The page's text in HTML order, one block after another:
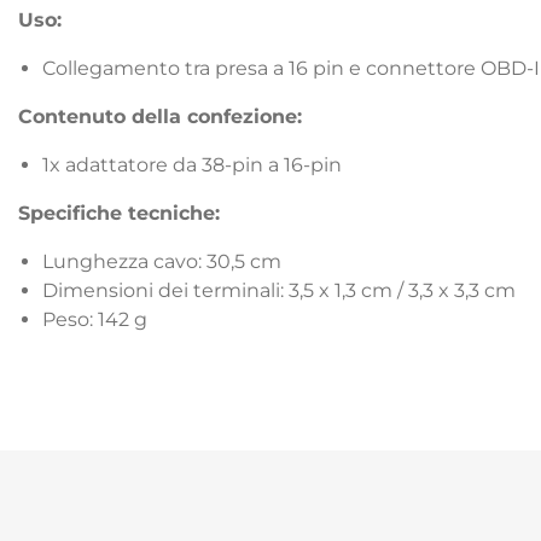
Uso:
Collegamento tra presa a 16 pin e connettore OBD-
Contenuto della confezione:
1x adattatore da 38-pin a 16-pin
Specifiche tecniche:
Lunghezza cavo: 30,5 cm
Dimensioni dei terminali: 3,5 x 1,3 cm / 3,3 x 3,3 cm
Peso: 142 g